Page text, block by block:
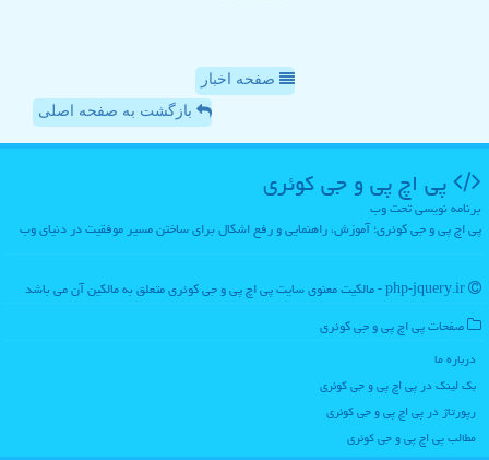
صفحه اخبار
بازگشت به صفحه اصلی
پی اچ پی و جی كوئری
برنامه نویسی تحت وب
پی اچ پی و جی کوئری؛ آموزش، راهنمایی و رفع اشکال برای ساختن مسیر موفقیت در دنیای وب
صفحات پی اچ پی و جی كوئری
درباره ما
بک لینک در پی اچ پی و جی كوئری
رپورتاژ در پی اچ پی و جی كوئری
مطالب پی اچ پی و جی كوئری